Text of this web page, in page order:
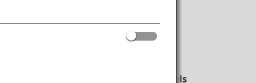
Comptes de réseaux sociaux officiels